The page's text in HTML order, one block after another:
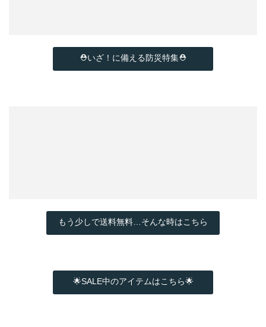
⛑いざ！に備える防災特集⛑
もう少しで送料無料…そんな時はこちら
🌟SALE中のアイテムはこちら🌟